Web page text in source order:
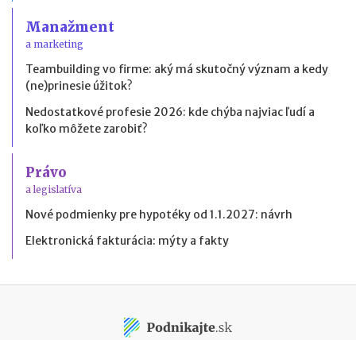
Manažment
a marketing
Teambuilding vo firme: aký má skutočný význam a kedy
(ne)prinesie úžitok?
Nedostatkové profesie 2026: kde chýba najviac ľudí a
koľko môžete zarobiť?
Právo
a legislatíva
Nové podmienky pre hypotéky od 1.1.2027: návrh
Elektronická fakturácia: mýty a fakty